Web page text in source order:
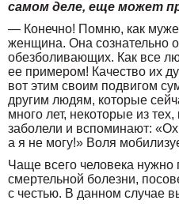
самом деле, еще может
— Конечно! Помню, как
женщина. Она сознательно
обезболивающих. Как все
ее примером! Качество их
вот этим своим подвигом
другим людям, которые
много лет, некоторые из
заболели и вспоминают:
а я не могу!» Воля
Чаще всего человека нужно
смертельной болезни,
с честью. В данном случае